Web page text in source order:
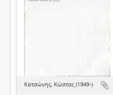
Κατσώνης, Κώστας (1949-)